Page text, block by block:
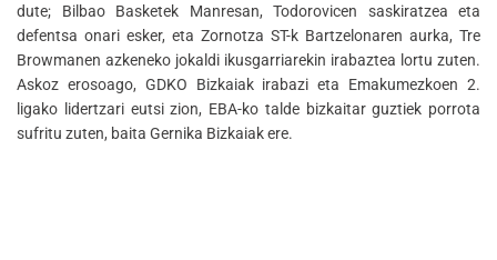
dute; Bilbao Basketek Manresan, Todorovicen saskiratzea eta
defentsa onari esker, eta Zornotza ST-k Bartzelonaren aurka, Tre
Browmanen azkeneko jokaldi ikusgarriarekin irabaztea lortu zuten.
Askoz erosoago, GDKO Bizkaiak irabazi eta Emakumezkoen 2.
ligako lidertzari eutsi zion, EBA-ko talde bizkaitar guztiek porrota
sufritu zuten, baita Gernika Bizkaiak ere.